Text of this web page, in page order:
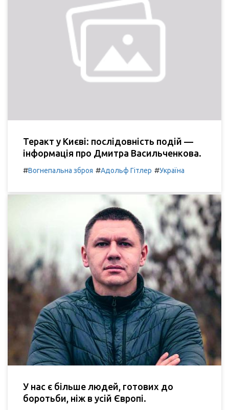
Теракт у Києві: послідовність подій —
інформація про Дмитра Васильченкова.
#Вогнепальна зброя #Адольф Гітлер #Україна
У нас є більше людей, готових до
боротьби, ніж в усій Європі.